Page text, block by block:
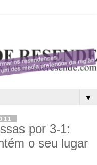
▼
por 3-1:
o seu lugar